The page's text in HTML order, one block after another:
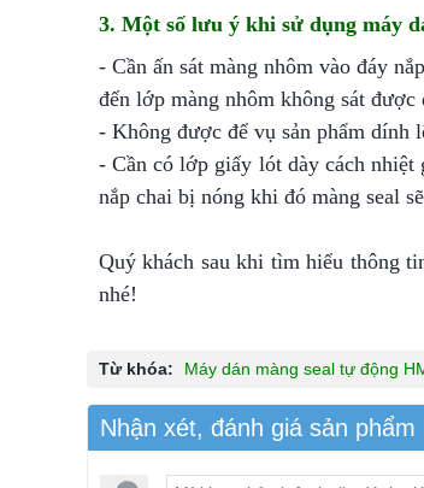
3. Một số lưu ý khi sử dụng máy
- Cần ấn sát màng nhôm vào đáy
đến lớp màng nhôm không sát
- Không được để vụ sản phẩm dính
- Cần có lớp giấy lót dày cách nhiệt
nắp chai bị nóng khi đó màng seal
Quý khách sau khi tìm hiểu thông
nhé!
Từ khóa: Máy dán màng seal tự động
Nhận xét, đánh giá sản